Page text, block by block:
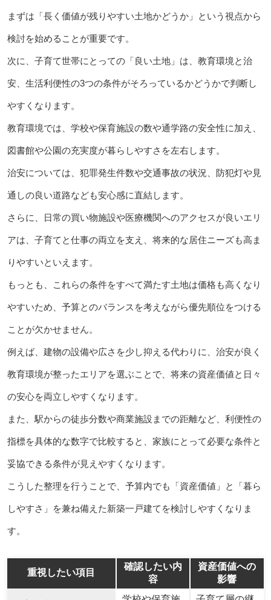
まずは「長く価値が残りやすい土地かどうか」という視点から
検討を始めることが重要です。
次に、子育て世帯にとっての「良い土地」は、教育環境と治
安、生活利便性の3つの条件がそろっているかどうかで判断し
やすくなります。
教育環境では、学校や保育施設の数や通学路の安全性に加え、
図書館や公園の充実度が暮らしやすさを左右します。
治安については、犯罪発生件数や交通事故の状況、防犯灯や見
通しの良い道路なども安心感に直結します。
さらに、日常の買い物施設や医療機関へのアクセスが良いエリ
アは、子育てと仕事の両立を支え、将来的な居住ニーズも高ま
りやすいといえます。
もっとも、これらの条件をすべて満たす土地は価格も高くなり
やすいため、予算とのバランスを考えながら優先順位をつける
ことが欠かせません。
例えば、建物の設備や広さを少し抑える代わりに、治安が良く
教育環境が整ったエリアを選ぶことで、将来の資産価値と日々
の安心を両立しやすくなります。
また、駅からの徒歩分数や商業施設までの距離など、利便性の
指標を具体的な数字で比較すると、家族にとって必要な条件と
妥協できる条件が見えやすくなります。
こうした整理を行うことで、予算内でも「資産価値」と「暮ら
しやすさ」を兼ね備えた新築一戸建てを検討しやすくなりま
す。
重視したい項目
確認したい内
容
資産価値への
影響